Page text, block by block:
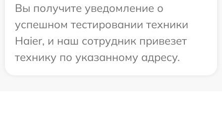
Вы получите уведомление о
успешном тестировании техники
Haier, и наш сотрудник привезет
технику по указанному адресу.